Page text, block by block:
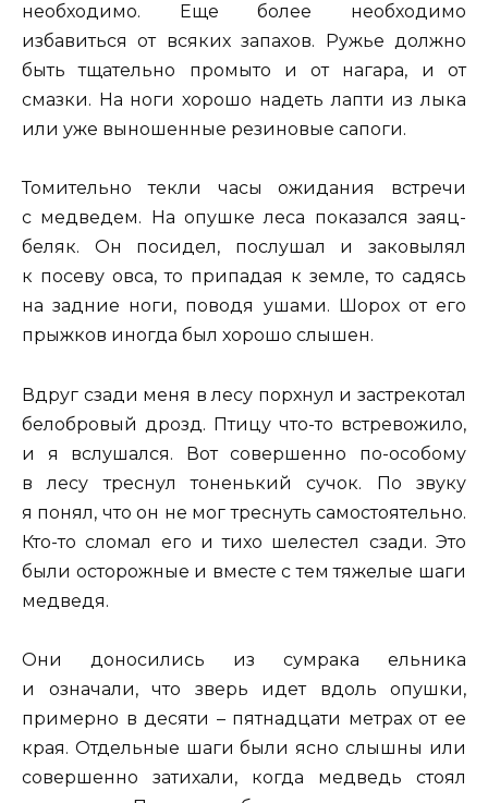
необходимо. Еще более необходимо
избавиться от всяких запахов. Ружье должно
быть тщательно промыто и от нагара, и от
смазки. На ноги хорошо надеть лапти из лыка
или уже выношенные резиновые сапоги.
Томительно текли часы ожидания встречи
с медведем. На опушке леса показался заяц-
беляк. Он посидел, послушал и заковылял
к посеву овса, то припадая к земле, то садясь
на задние ноги, поводя ушами. Шорох от его
прыжков иногда был хорошо слышен.
Вдруг сзади меня в лесу порхнул и застрекотал
белобровый дрозд. Птицу что-то встревожило,
и я вслушался. Вот совершенно по-особому
в лесу треснул тоненький сучок. По звуку
я понял, что он не мог треснуть самостоятельно.
Кто-то сломал его и тихо шелестел сзади. Это
были осторожные и вместе с тем тяжелые шаги
медведя.
Они доносились из сумрака ельника
и означали, что зверь идет вдоль опушки,
примерно в десяти – пятнадцати метрах от ее
края. Отдельные шаги были ясно слышны или
совершенно затихали, когда медведь стоял